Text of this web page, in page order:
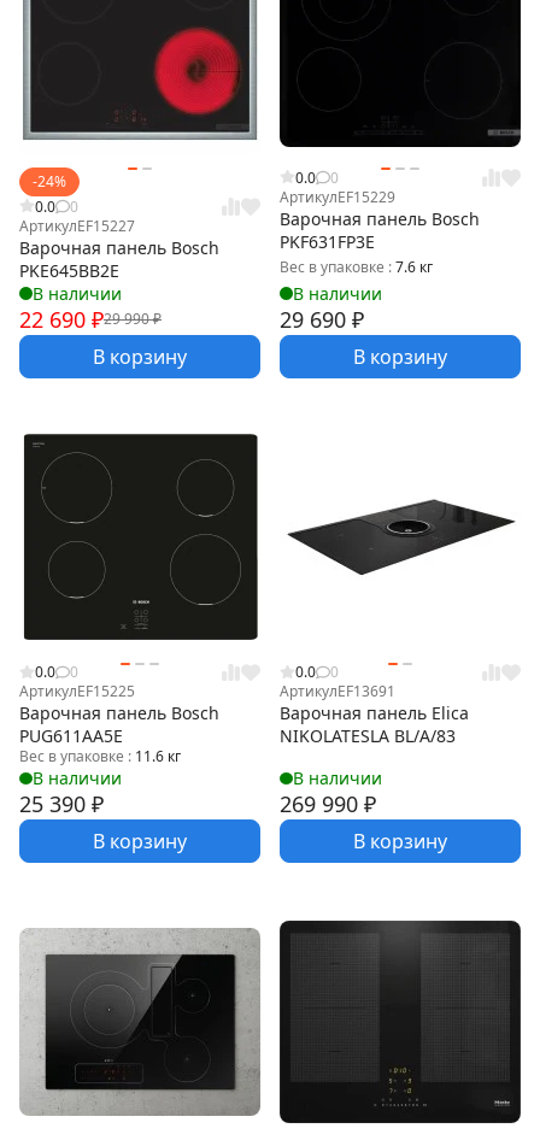
-24%
0.0
0
АртикулEF15227
Варочная панель Bosch
PKE645BB2E
В наличии
29 990₽
22 690 ₽
В корзину
0.0
0
АртикулEF15229
Варочная панель Bosch
PKF631FP3E
Вес в упаковке :7.6 кг
В наличии
29 690 ₽
В корзину
0.0
0
АртикулEF15225
Варочная панель Bosch
PUG611AA5E
Вес в упаковке : 11.6 кг
В наличии
25 390 ₽
В корзину
0.0
0
АртикулEF13691
Варочная панель Elica
NIKOLATESLA BL/A/83
В наличии
269 990 ₽
В корзину